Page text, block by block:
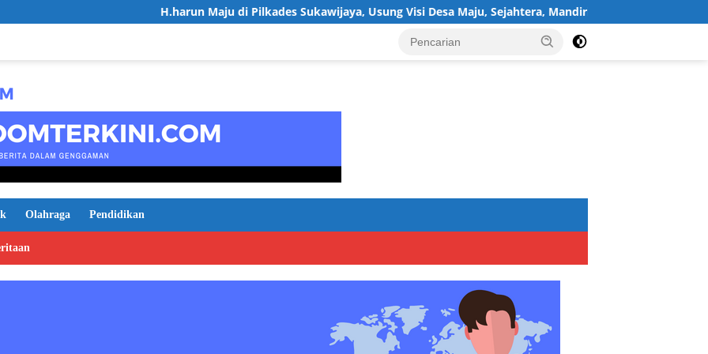
H.harun Maju di Pilkades Sukawijaya, Usung Visi Desa Maju, Sejahtera, Mandiri, dan Religius Bangun
Olahraga Pendidikan